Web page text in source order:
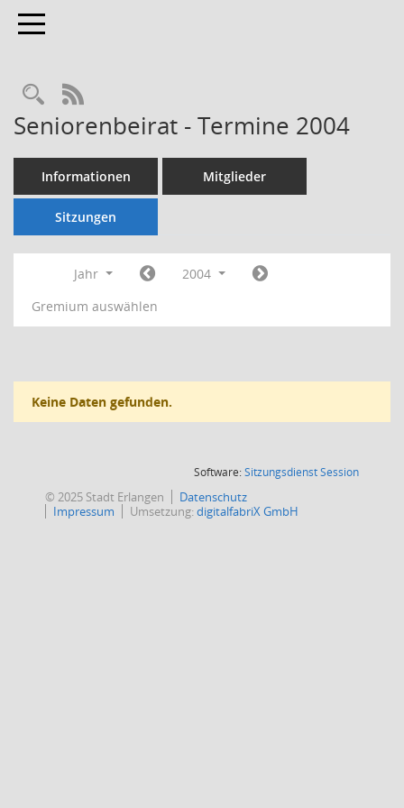
Toggle navigation
Rechercheauswahl
RSS-Feed
Seniorenbeirat - Termine 2004
Informationen Mitglieder
Sitzungen
Jahr
2004
Gremium auswählen
Keine Daten gefunden.
Software:SitzungsdienstSession(Wird in
© 2025 Stadt Erlangen
Datenschutz
Impressum
Umsetzung:digitalfabriX GmbH